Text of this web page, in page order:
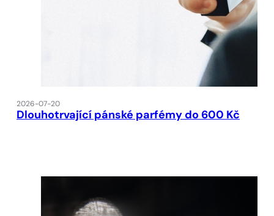
2026-07-20
Dlouhotrvající pánské parfémy do 600 Kč